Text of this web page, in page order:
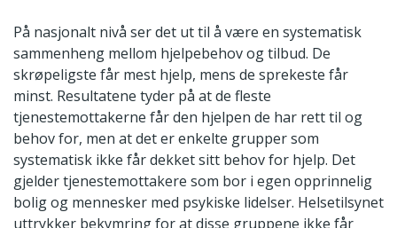
På nasjonalt nivå ser det ut til å være en systematisk
sammenheng mellom hjelpebehov og tilbud. De
skrøpeligste får mest hjelp, mens de sprekeste får
minst. Resultatene tyder på at de fleste
tjenestemottakerne får den hjelpen de har rett til og
behov for, men at det er enkelte grupper som
systematisk ikke får dekket sitt behov for hjelp. Det
gjelder tjenestemottakere som bor i egen opprinnelig
bolig og mennesker med psykiske lidelser. Helsetilsynet
uttrykker bekymring for at disse gruppene ikke får